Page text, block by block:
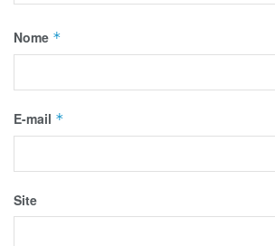
Nome *
E-mail *
Site